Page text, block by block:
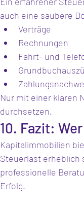
auch eine saubere
Verträge
Rechnungen
Fahrt- und
Nur mit einer klaren
durchsetzen.
10. Fazit:
Kapitalimmobilien
Steuerlast erheblich
professionelle
Erfolg.